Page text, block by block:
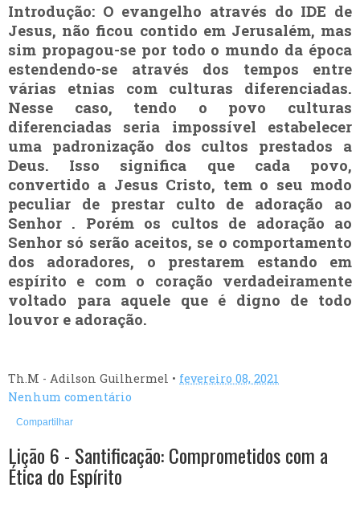
Introdução: O evangelho através do IDE de
Jesus, não ficou contido em Jerusalém, mas
sim propagou-se por todo o mundo da época
estendendo-se através dos tempos entre
várias etnias com culturas diferenciadas.
Nesse caso, tendo o povo culturas
diferenciadas seria impossível estabelecer
uma padronização dos cultos prestados a
Deus. Isso significa que cada povo,
convertido a Jesus Cristo, tem o seu modo
peculiar de prestar culto de adoração ao
Senhor . Porém os cultos de adoração ao
Senhor só serão aceitos, se o comportamento
dos adoradores, o prestarem estando em
espírito e com o coração verdadeiramente
voltado para aquele que é digno de todo
louvor e adoração.
Th.M - Adilson Guilhermel • fevereiro 08, 2021
Nenhum comentário
Compartilhar
Lição 6 - Santificação: Comprometidos com a
Ética do Espírito